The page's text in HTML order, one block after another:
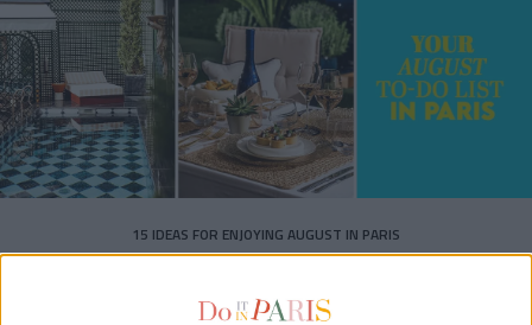
15 IDEAS FOR ENJOYING AUGUST IN PARIS